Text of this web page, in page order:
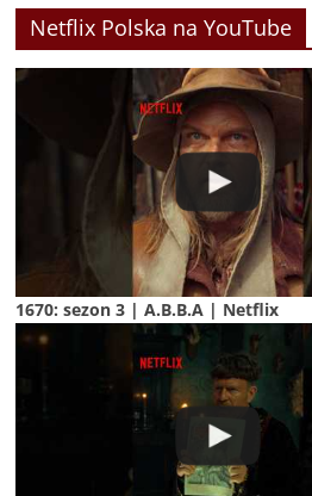
Netflix Polska na YouTube
1670: sezon 3 | A.B.B.A | Netflix